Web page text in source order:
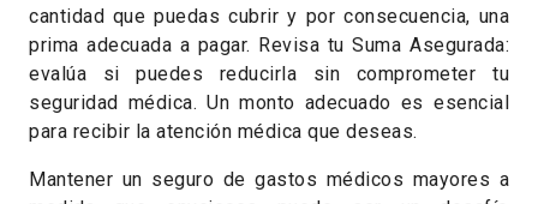
cantidad que puedas cubrir y por consecuencia, una
prima adecuada a pagar. Revisa tu Suma Asegurada:
evalúa si puedes reducirla sin comprometer tu
seguridad médica. Un monto adecuado es esencial
para recibir la atención médica que deseas.
Mantener un seguro de gastos médicos mayores a